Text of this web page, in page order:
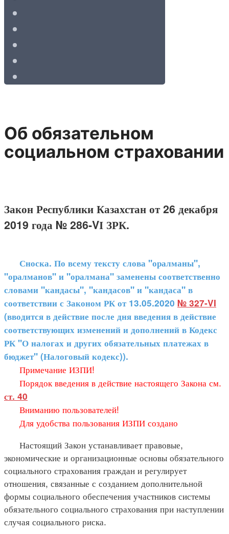
Об обязательном
социальном страховании
Закон Республики Казахстан от 26 декабря
2019 года № 286-VІ ЗРК.
Сноска. По всему тексту слова "оралманы",
"оралманов" и "оралмана" заменены соответственно
словами "кандасы", "кандасов" и "кандаса" в
соответствии с Законом РК от 13.05.2020 № 327-VI
(вводится в действие после дня введения в действие
соответствующих изменений и дополнений в Кодекс
РК "О налогах и других обязательных платежах в
бюджет" (Налоговый кодекс)).
Примечание ИЗПИ!
Порядок введения в действие настоящего Закона см.
ст. 40
Вниманию пользователей!
Для удобства пользования ИЗПИ создано
Настоящий Закон устанавливает правовые,
экономические и организационные основы обязательного
социального страхования граждан и регулирует
отношения, связанные с созданием дополнительной
формы социального обеспечения участников системы
обязательного социального страхования при наступлении
случая социального риска.